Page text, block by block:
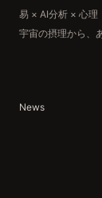
易 × AI分析 × 心理
宇宙の摂理から、
News